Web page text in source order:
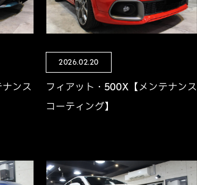
ンス
2026.02.20
フィアット・500X【メンテナンス
コーティング】